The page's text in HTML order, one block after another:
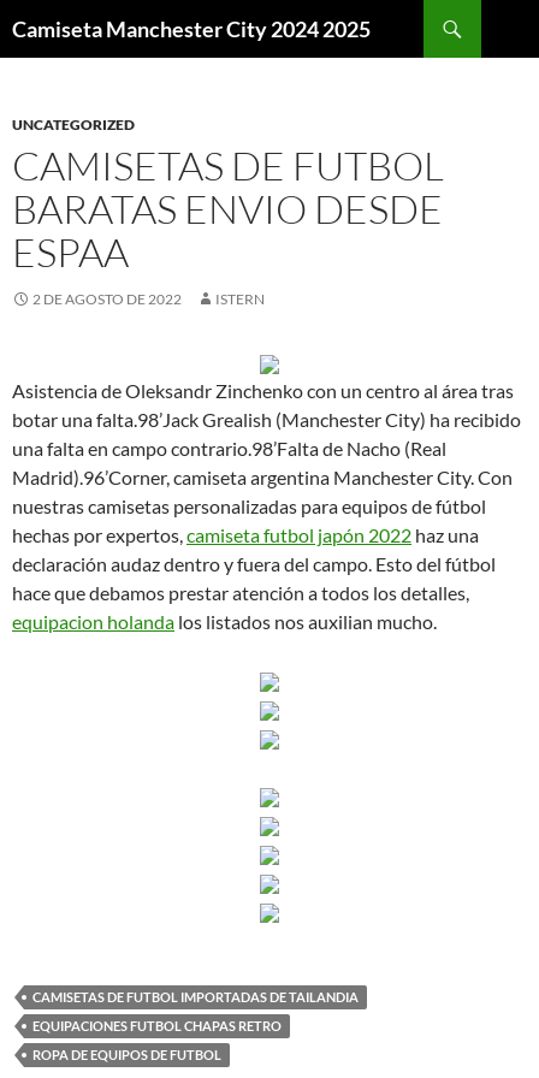
Camiseta Manchester City 2024 2025
UNCATEGORIZED
CAMISETAS DE FUTBOL
BARATAS ENVIO DESDE
ESPAA
2 DE AGOSTO DE 2022 ISTERN
Asistencia de Oleksandr Zinchenko con un centro al área tras
botar una falta.98’Jack Grealish (Manchester City) ha recibido
una falta en campo contrario.98’Falta de Nacho (Real
Madrid).96’Corner, camiseta argentina Manchester City. Con
nuestras camisetas personalizadas para equipos de fútbol
hechas por expertos,camiseta futbol japón 2022 haz una
declaración audaz dentro y fuera del campo. Esto del fútbol
hace que debamos prestar atención a todos los detalles,
equipacion holanda los listados nos auxilian mucho.
CAMISETAS DE FUTBOL IMPORTADAS DE TAILANDIA
EQUIPACIONES FUTBOL CHAPAS RETRO
ROPA DE EQUIPOS DE FUTBOL